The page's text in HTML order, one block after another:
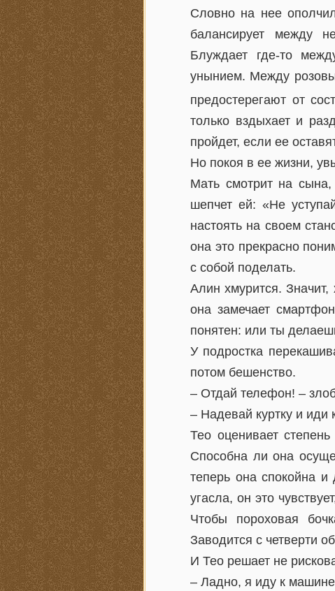
Словно на нее
балансирует между
Блуждает где-то
унынием. Между
предостерегают от
только вздыхает и
пройдет, если ее
Но покоя в ее жизни,
Мать смотрит на
шепчет ей: «Не
настоять на своем
она это прекрасно
с собой поделать.
Алин хмурится.
она замечает
понятен: или ты
У подростка
потом бешенство.
– Отдай телефон! –
– Надевай куртку и
Тео оценивает
Способна ли она
теперь она спокойна
угасла, он это
Чтобы пороховая
Заводится с четверти
И Тео решает не
– Ладно, я иду к